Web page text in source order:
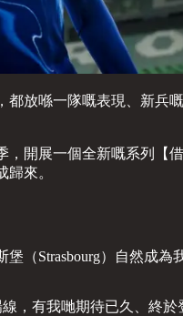
都放喺一隊嘅表現、新兵
，開展一個全新嘅系列【
來。
（Strasbourg）自然成
，有我哋期待已久、終於